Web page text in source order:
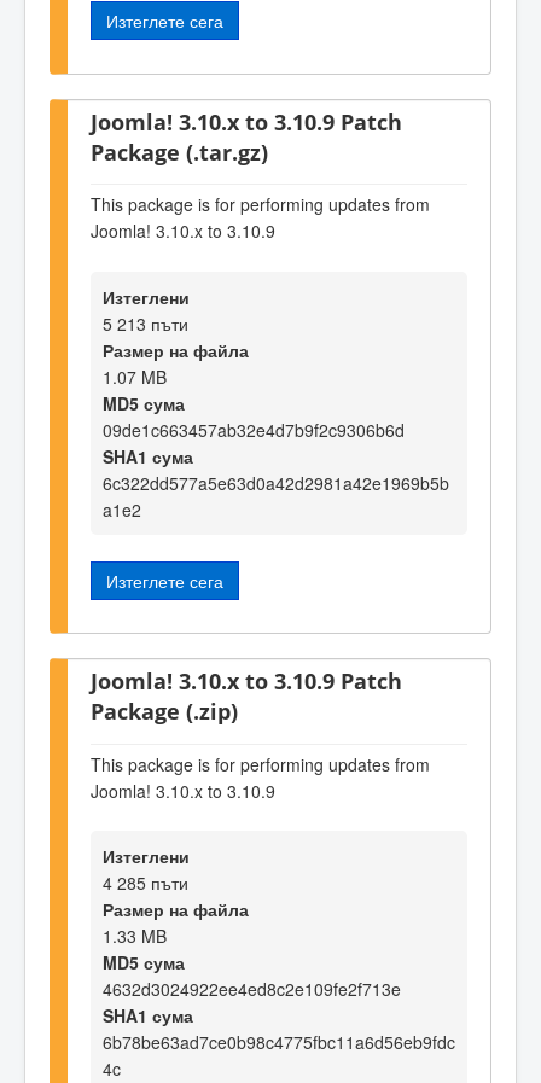
Изтеглете сега
Joomla! 3.10.x to 3.10.9 Patch
Package (.tar.gz)
This package is for performing updates from
Joomla! 3.10.x to 3.10.9
Изтеглени
5 213 пъти
Размер на файла
1.07 MB
MD5 сума
09de1c663457ab32e4d7b9f2c9306b6d
SHA1 сума
6c322dd577a5e63d0a42d2981a42e1969b5b
a1e2
Изтеглете сега
Joomla! 3.10.x to 3.10.9 Patch
Package (.zip)
This package is for performing updates from
Joomla! 3.10.x to 3.10.9
Изтеглени
4 285 пъти
Размер на файла
1.33 MB
MD5 сума
4632d3024922ee4ed8c2e109fe2f713e
SHA1 сума
6b78be63ad7ce0b98c4775fbc11a6d56eb9fdc
4c